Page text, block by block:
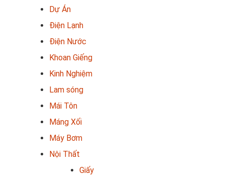
Dự Án
Điện Lạnh
Điện Nước
Khoan Giếng
Kinh Nghiệm
Lam sóng
Mái Tôn
Máng Xối
Máy Bơm
Nội Thất
Giấy